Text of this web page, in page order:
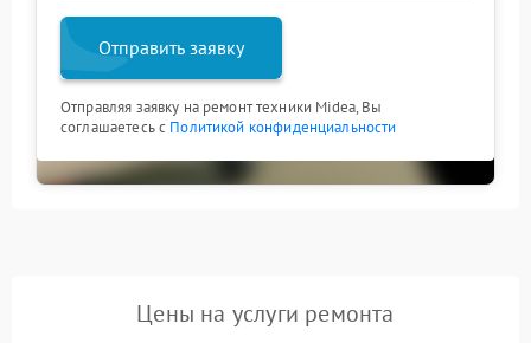
Отправить заявку
Отправляя заявку на ремонт техники Midea, Вы
соглашаетесь с Политикой конфиденциальности
Цены на услуги ремонта